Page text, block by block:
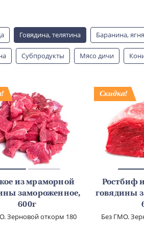
Говядина, телятина Баранина,
Субпродукты Мясо дичи
из мраморной
замороженное,
600г
Зерновой откорм 180
Ростбиф
говядины
Без ГМО.